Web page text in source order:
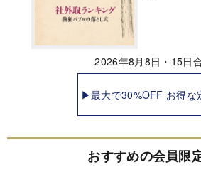
2026年8月8日・15日
▶最大で30%OFF お得な
おすすめの会員限